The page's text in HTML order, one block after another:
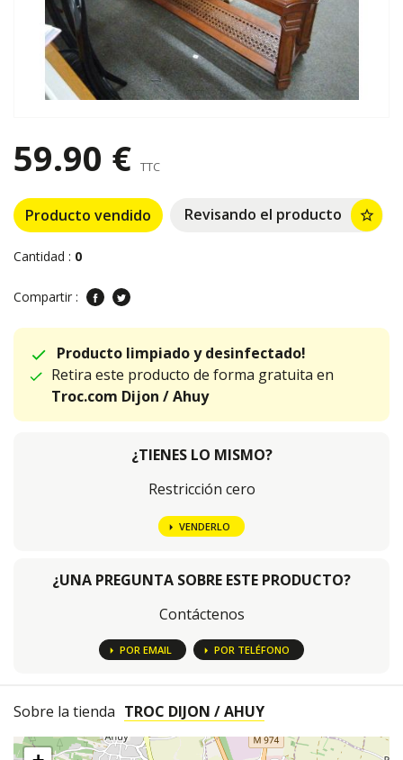
59.90 € TTC
Producto vendido Revisando el producto star_border
Cantidad : 0
Compartir :
Producto limpiado y desinfectado!
Retira este producto de forma gratuita en
Troc.com Dijon / Ahuy
¿TIENES LO MISMO?
Restricción cero
VENDERLO
¿UNA PREGUNTA SOBRE ESTE PRODUCTO?
Contáctenos
POR EMAIL POR TELÉFONO
Sobre la tienda TROC DIJON / AHUY